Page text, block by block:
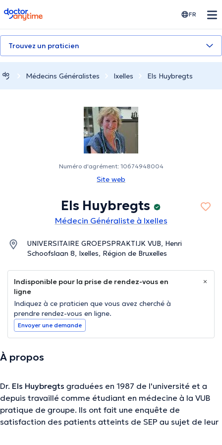
doctoranytime FR
Trouvez un praticien
Médecins Généralistes Ixelles Els Huybregts
Numéro d'agrément: 10674948004
Site web
Els Huybregts
Médecin Généraliste à Ixelles
UNIVERSITAIRE GROEPSPRAKTIJK VUB, Henri
Schoofslaan 8, Ixelles, Région de Bruxelles
Indisponible pour la prise de rendez-vous en
ligne
Indiquez à ce praticien que vous avez cherché à
prendre rendez-vous en ligne.
Envoyer une demande
À propos
Dr. Els Huybregts graduées en 1987 de l'université et a
depuis travaillé comme étudiant en médecine à la VUB
pratique de groupe. Ils ont fait une enquête de
satisfaction des patients atteints de SEP au sujet de leur